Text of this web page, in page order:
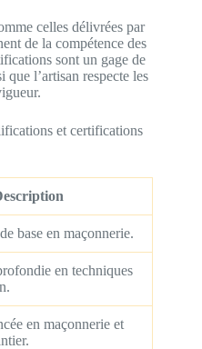
celles délivrées par
de la compétence des
sont un gage de
que l’artisan respecte les
et certifications
base en maçonnerie.
en techniques
en maçonnerie et